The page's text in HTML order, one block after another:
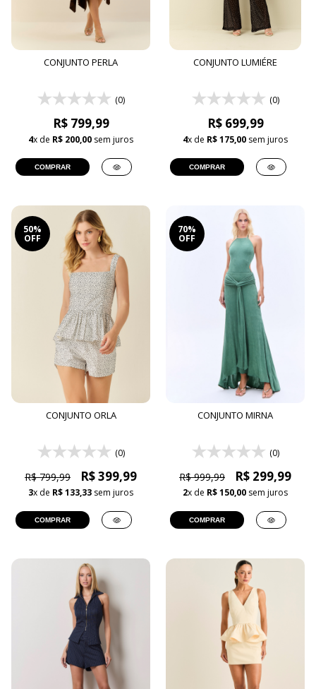
CONJUNTO PERLA
(0)
R$ 799,99
4x de R$ 200,00 sem juros
COMPRAR
CONJUNTO LUMIÉRE
(0)
R$ 699,99
4x de R$ 175,00 sem juros
COMPRAR
50%
OFF
CONJUNTO ORLA
(0)
R$ 799,99 R$ 399,99
3x de R$ 133,33 sem juros
COMPRAR
70%
OFF
CONJUNTO MIRNA
(0)
R$ 999,99 R$ 299,99
2x de R$ 150,00 sem juros
COMPRAR